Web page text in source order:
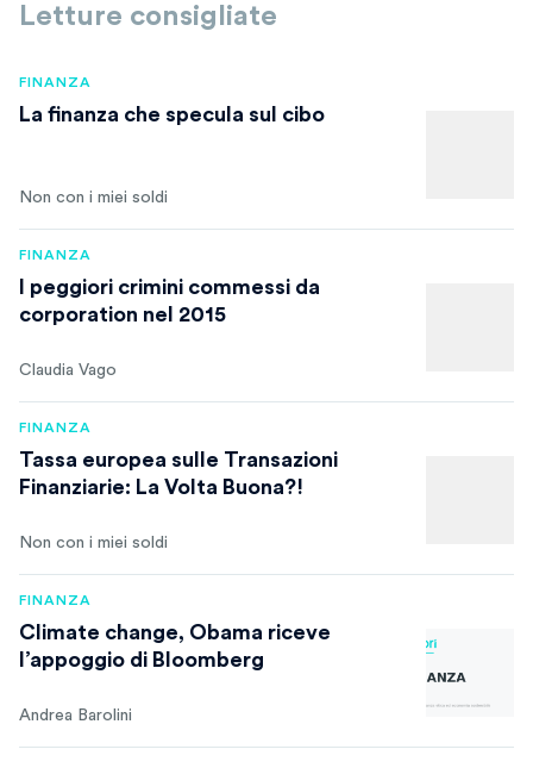
Letture consigliate
FINANZA
La finanza che specula sul cibo
Non con i miei soldi
FINANZA
I peggiori crimini commessi da
corporation nel 2015
Claudia Vago
FINANZA
Tassa europea sulle Transazioni
Finanziarie: La Volta Buona?!
Non con i miei soldi
FINANZA
Climate change, Obama riceve
l’appoggio di Bloomberg
Andrea Barolini